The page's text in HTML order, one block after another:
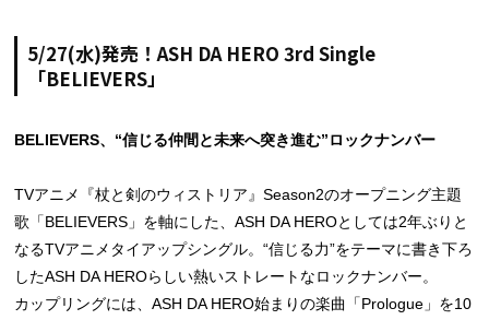
5/27(水)発売！ASH DA HERO 3rd Single
「BELIEVERS」
BELIEVERS、“信じる仲間と未来へ突き進む”ロックナンバー
TVアニメ『杖と剣のウィストリア』Season2のオープニング主題
歌「BELIEVERS」を軸にした、ASH DA HEROとしては2年ぶりと
なるTVアニメタイアップシングル。“信じる力”をテーマに書き下ろ
したASH DA HEROらしい熱いストレートなロックナンバー。
カップリングには、ASH DA HERO始まりの楽曲「Prologue」を10